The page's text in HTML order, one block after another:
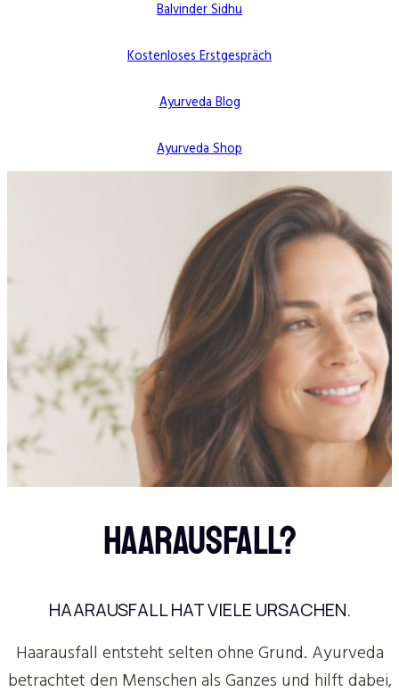
Balvinder Sidhu
Kostenloses Erstgespräch
Ayurveda Blog
Ayurveda Shop
HAARAUSFALL?
HAARAUSFALL HAT VIELE URSACHEN.
Haarausfall entsteht selten ohne Grund. Ayurveda
betrachtet den Menschen als Ganzes und hilft dabei,